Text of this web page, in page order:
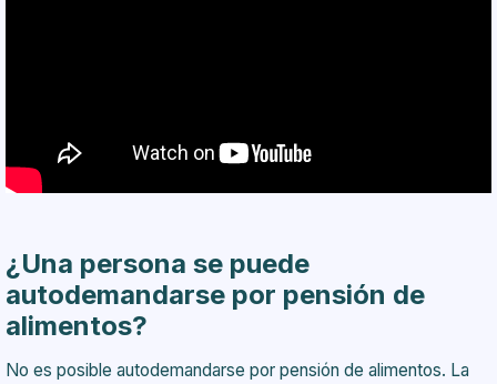
¿Una persona se puede
autodemandarse por pensión de
alimentos?
No es posible autodemandarse por pensión de alimentos. La